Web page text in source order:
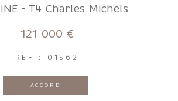
- T4 Charles Michels
121 000 €
REF : 01562
ACCORD